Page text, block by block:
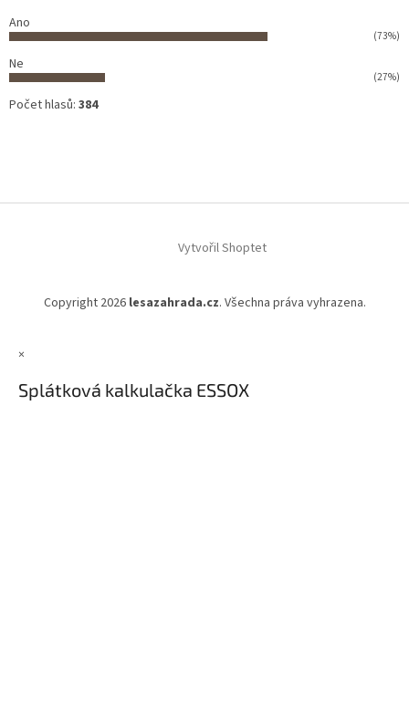
Ano
(73%)
Ne
(27%)
Počet hlasů: 384
Vytvořil Shoptet
Copyright 2026 lesazahrada.cz. Všechna práva vyhrazena.
×
Splátková kalkulačka ESSOX